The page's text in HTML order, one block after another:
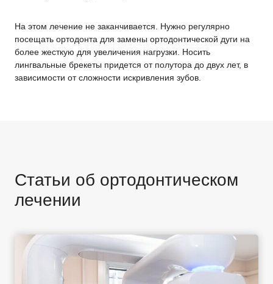
На этом лечение не заканчивается. Нужно регулярно
посещать ортодонта для замены ортодонтической дуги на
более жесткую для увеличения нагрузки. Носить
лингвальные брекеты придется от полутора до двух лет, в
зависимости от сложности искривления зубов.
Статьи об ортодонтическом
лечении